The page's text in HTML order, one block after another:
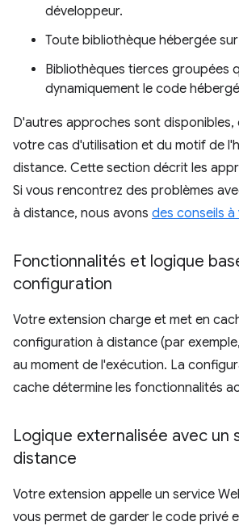
développeur.
Toute bibliothèque hébergée
Bibliothèques tierces groupées
dynamiquement le code
D'autres approches sont
votre cas d'utilisation et du motif de
distance. Cette section décrit les
Si vous rencontrez des problèmes
à distance, nous avons des conseils
Fonctionnalités et logique
configuration
Votre extension charge et met en
configuration à distance (par
au moment de l'exécution. La
cache détermine les fonctionnalités
Logique externalisée avec un
distance
Votre extension appelle un service
vous permet de garder le code privé